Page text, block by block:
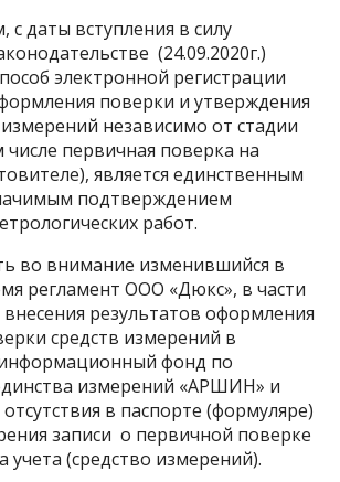
с даты вступления в силу
(24.09.2020г.)
электронной регистрации
поверки и утверждения
независимо от стадии
первичная поверка на
является единственным
подтверждением
работ.
во внимание изменившийся в
регламент ООО «Дюкс», в части
внесения результатов оформления
средств измерений в
фонд по
измерений «АРШИН» и
в паспорте (формуляре)
записи о первичной поверке
учета (средство измерений).